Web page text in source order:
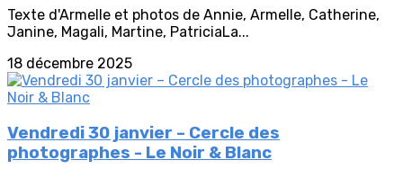
Texte d'Armelle et photos de Annie, Armelle, Catherine,
Janine, Magali, Martine, PatriciaLa...
18 décembre 2025
Vendredi 30 janvier – Cercle des
photographes - Le Noir & Blanc